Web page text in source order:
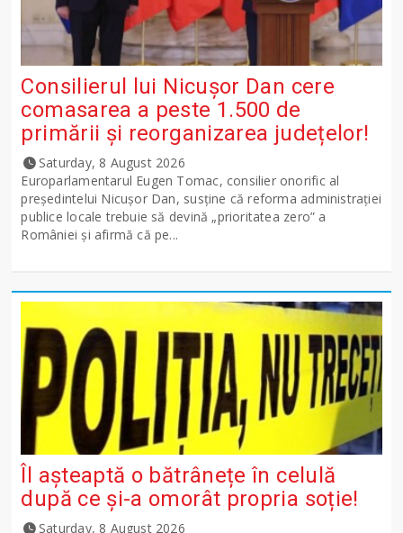
Consilierul lui Nicușor Dan cere
comasarea a peste 1.500 de
primării și reorganizarea județelor!
Saturday, 8 August 2026
Europarlamentarul Eugen Tomac, consilier onorific al
președintelui Nicușor Dan, susține că reforma administrației
publice locale trebuie să devină „prioritatea zero” a
României și afirmă că pe...
Îl așteaptă o bătrânețe în celulă
după ce și-a omorât propria soție!
Saturday, 8 August 2026